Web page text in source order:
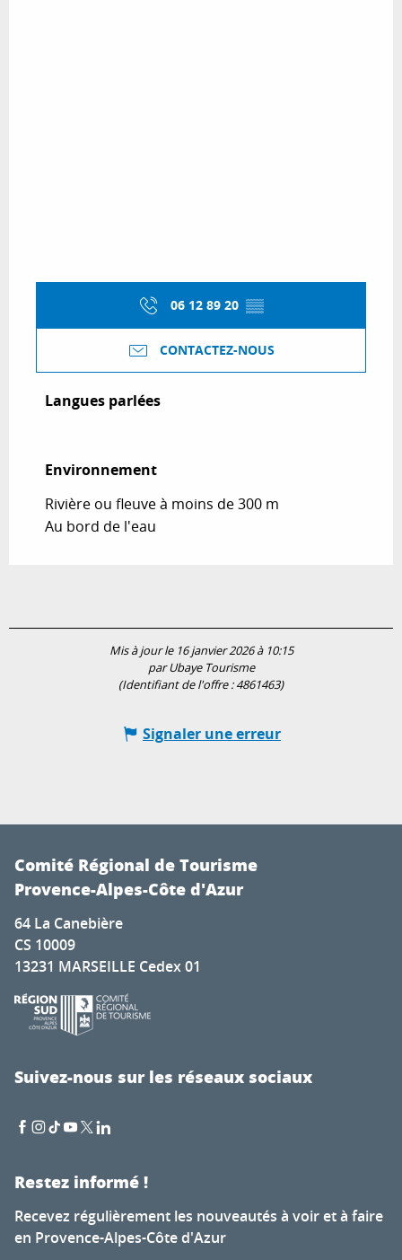
06 12 89 20 ▒▒
CONTACTEZ-NOUS
Langues parlées
Langues parlées
Environnement
Environnement
Rivière ou fleuve à moins de 300 m
Au bord de l'eau
Mis à jour le 16 janvier 2026 à 10:15
par Ubaye Tourisme
(Identifiant de l'offre :4861463)
Signaler une erreur
Comité Régional de Tourisme
Provence-Alpes-Côte d'Azur
64 La Canebière
CS 10009
13231 MARSEILLE Cedex 01
Suivez-nous sur les réseaux sociaux
Restez informé !
Recevez régulièrement les nouveautés à voir et à faire
en Provence-Alpes-Côte d'Azur